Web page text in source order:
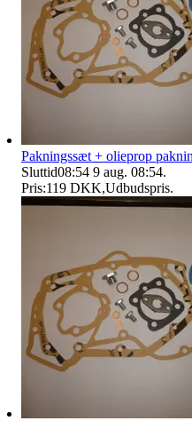
Pakningssæt + olieprop
Sluttid08:54 9 aug. 08:54.
Pris:119 DKK,Udbudspris.